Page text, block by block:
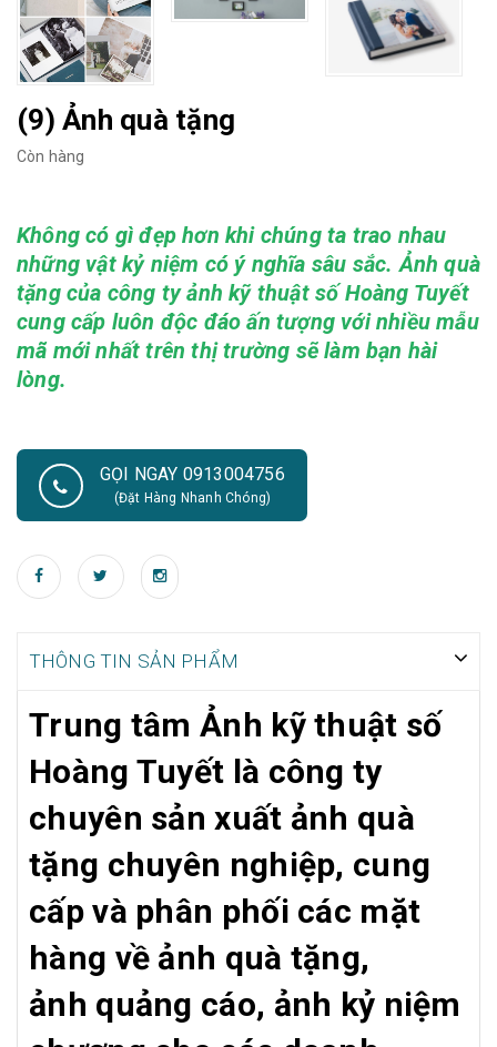
(9) Ảnh quà tặng
Còn hàng
Không có gì đẹp hơn khi chúng ta trao nhau
những vật kỷ niệm có ý nghĩa sâu sắc. Ảnh quà
tặng của công ty ảnh kỹ thuật số Hoàng Tuyết
cung cấp luôn độc đáo ấn tượng với nhiều mẫu
mã mới nhất trên thị trường sẽ làm bạn hài
lòng.
GỌI NGAY 0913004756
(Đặt Hàng Nhanh Chóng)
THÔNG TIN SẢN PHẨM
Trung tâm Ảnh kỹ thuật số
Hoàng Tuyết là công ty
chuyên sản xuất ảnh quà
tặng chuyên nghiệp, cung
cấp và phân phối các mặt
hàng về ảnh quà tặng,
ảnh quảng cáo, ảnh kỷ niệm